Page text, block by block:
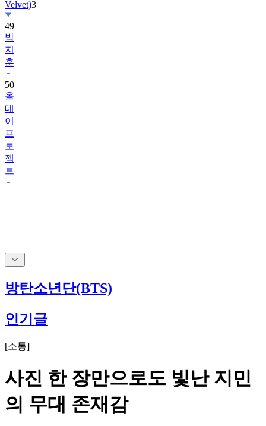
Velvet)3
49
박
지
훈
50
올
데
이
프
로
젝
트
방탄소년단(BTS)
인기글
[소통]
사진 한 장만으로도 빛난 지민
의 무대 존재감